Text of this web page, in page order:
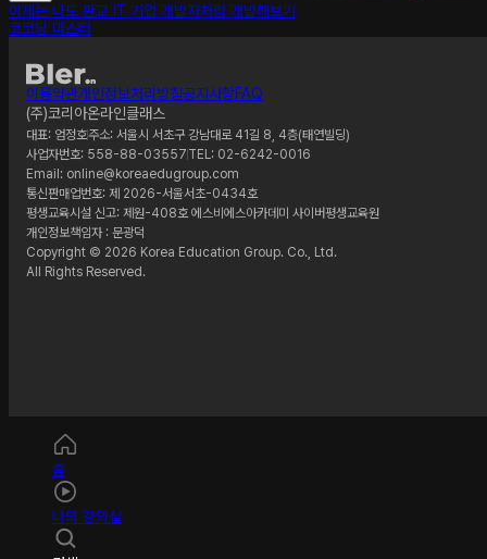
이제는 나도 판교 IT 기업 개발자처럼 개발해보기
코코딩 마스터
이용약관개인정보처리방침공지사항FAQ
(주)코리아온라인클래스
대표: 엄정호주소: 서울시 서초구 강남대로 41길 8, 4층(태연빌딩)
사업자번호: 558-88-03557 TEL: 02-6242-0016
Email: online@koreaedugroup.com
통신판매업번호: 제 2026-서울서초-0434호
평생교육시설 신고: 제원-408호 에스비에스아카데미 사이버평생교육원
개인정보책임자 : 문광덕
Copyright © 2026 Korea Education Group. Co., Ltd.
All Rights Reserved.
홈
나의 강의실